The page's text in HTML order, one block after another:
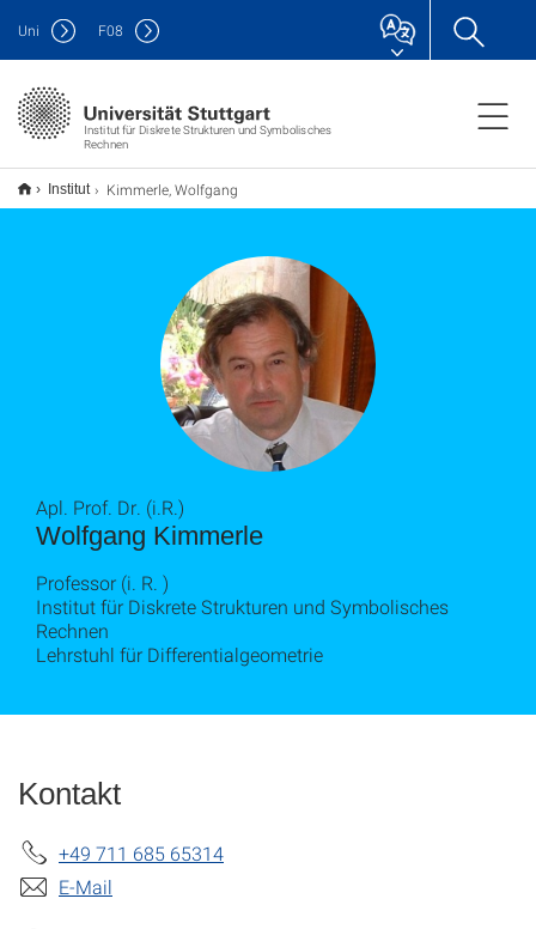
Institut für Diskrete Strukturen und Symbolisches
Rechnen
Uni F08
Institut Kimmerle, Wolfgang
Wolfgang Kimmerle
Apl. Prof. Dr. (i.R.)
Professor (i. R. )
Institut für Diskrete Strukturen und Symbolisches
Rechnen
Lehrstuhl für Differentialgeometrie
Kontakt
+49 711 685 65314
E-Mail